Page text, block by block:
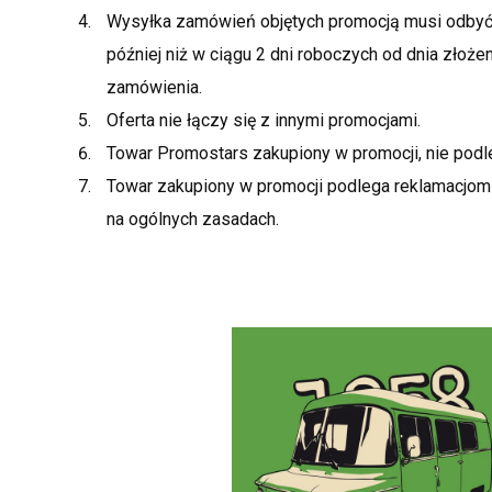
Wysyłka zamówień objętych promocją musi
później niż w ciągu 2 dni roboczych od dnia
zamówienia.
Oferta nie łączy się z innymi promocjami.
Towar Promostars zakupiony w promocji, nie
Towar zakupiony w promocji podlega
na ogólnych zasadach.